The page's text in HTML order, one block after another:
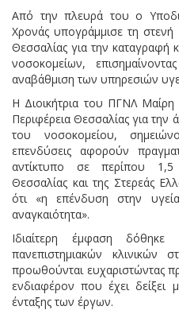
Από την πλευρά του ο
Χρονάς υπογράμμισε τη στενή
Θεσσαλίας για την καταγραφή
νοσοκομείων,
αναβάθμιση των υπηρεσιών
Η Διοικήτρια του ΠΓΝΛ Μαίρη
Περιφέρεια Θεσσαλίας για την
του νοσοκομείου,
επενδύσεις αφορούν
αντίκτυπο σε περίπου 1,5
Θεσσαλίας και της Στερεάς
ότι «η επένδυση στην
αναγκαιότητα».
Ιδιαίτερη έμφαση
πανεπιστημιακών
προωθούνται ευχαριστώντας
ενδιαφέρον που έχει δείξει
ένταξης των έργων.